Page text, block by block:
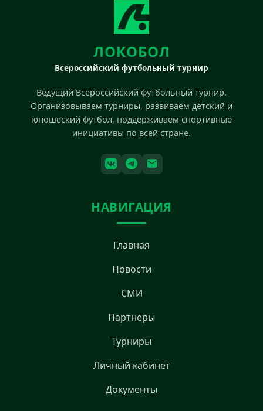
ЛОКОБОЛ
Всероссийский футбольный турнир
Ведущий Всероссийский футбольный турнир.
Организовываем турниры, развиваем детский и
юношеский футбол, поддерживаем спортивные
инициативы по всей стране.
НАВИГАЦИЯ
Главная
Новости
СМИ
Партнёры
Турниры
Личный кабинет
Документы